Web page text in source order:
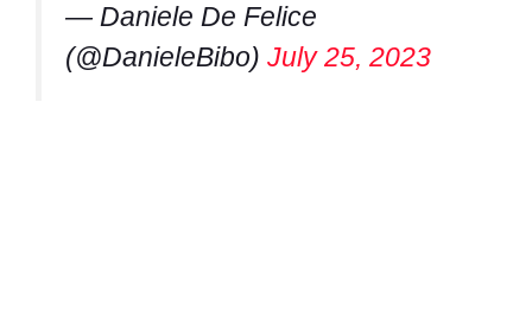
— Daniele De Felice
(@DanieleBibo) July 25, 2023